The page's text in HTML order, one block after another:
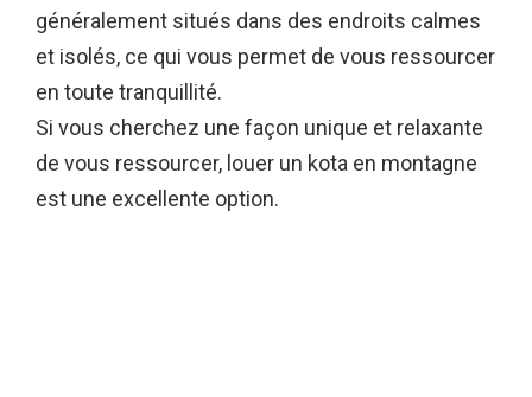
généralement situés dans des endroits calmes
et isolés, ce qui vous permet de vous ressourcer
en toute tranquillité.
Si vous cherchez une façon unique et relaxante
de vous ressourcer, louer un kota en montagne
est une excellente option.